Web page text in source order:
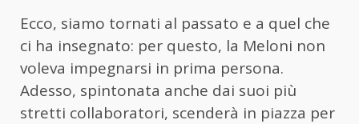
Ecco, siamo tornati al passato e a quel che
ci ha insegnato: per questo, la Meloni non
voleva impegnarsi in prima persona.
Adesso, spintonata anche dai suoi più
stretti collaboratori, scenderà in piazza per